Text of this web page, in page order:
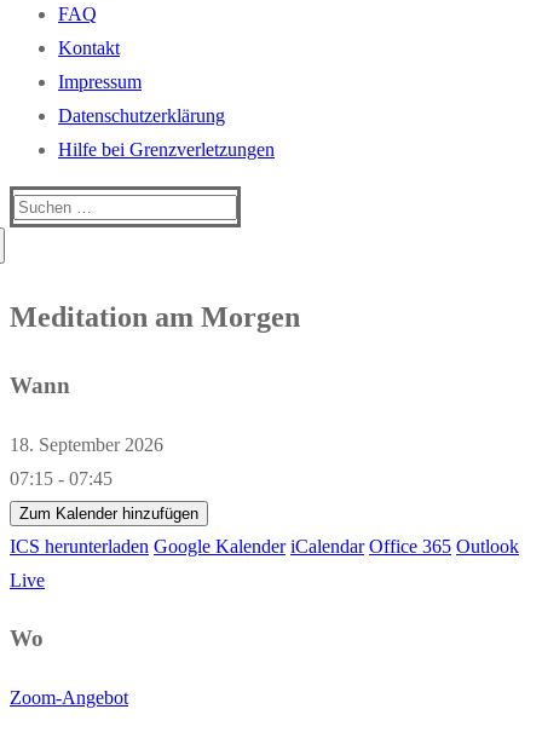
FAQ
Kontakt
Impressum
Datenschutzerklärung
Hilfe bei Grenzverletzungen
Suchen
Meditation am Morgen
Wann
18. September 2026
07:15 - 07:45
Zum Kalender hinzufügen
ICS herunterladen Google Kalender iCalendar Office 365 Outlook
Live
Wo
Zoom-Angebot